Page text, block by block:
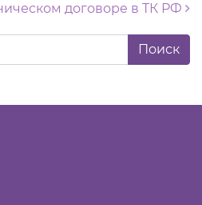
договоре в ТК РФ